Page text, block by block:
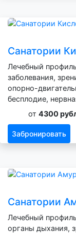
Санатории
Лечебный
заболевания,
опорно-
бесплодие,
от 4300
Забронировать
Санатории
Лечебный
органы дыхания,